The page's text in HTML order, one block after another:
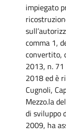
impiegato
comma 1,
convertito,
2013, n.
2018 ed è
Cugnoli,
Mezzo.la
di sviluppo
2009, ha